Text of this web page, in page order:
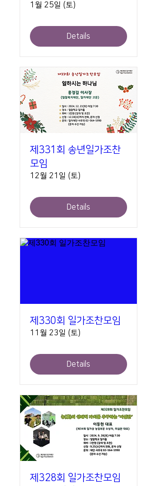
1월 25일 (토)
Details
제331회 송년일가조찬
모임
12월 21일 (토)
Details
제330회 일가조찬모임
11월 23일 (토)
Details
제328회 일가조찬모임